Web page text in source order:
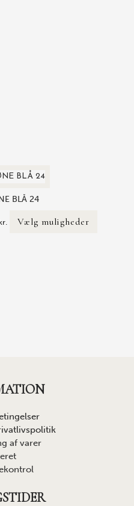
BLÅ 24
Prisinterval:
til
Vælg muligheder
af varer